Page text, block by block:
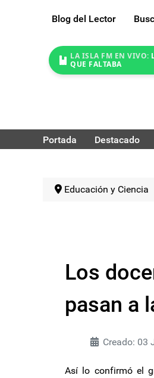
Blog del Lector
LA ISLA FM EN VIVO:
QUE FALTABA
Portada Destacado
Educación y Ciencia
Los
pasan a
Creado: 03
Así lo confirmó el